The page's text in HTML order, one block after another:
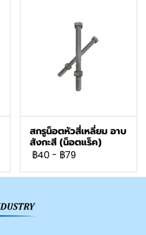
สกรูน็อตหัวสี่เหลี่ยม อาบ
สังกะสี (น็อตแร็ค)
฿40 - ฿79